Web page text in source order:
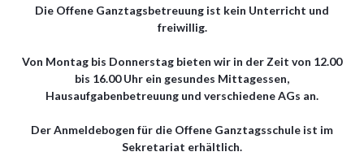
Die Offene Ganztagsbetreuung ist kein Unterricht und
freiwillig.
Von Montag bis Donnerstag bieten wir in der Zeit von 12.00
bis 16.00 Uhr ein gesundes Mittagessen,
Hausaufgabenbetreuung und verschiedene AGs an.
Der Anmeldebogen für die Offene Ganztagsschule ist im
Sekretariat erhältlich.